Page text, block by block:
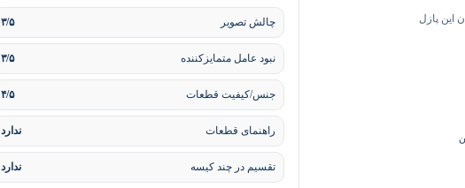
این پازل چالش تصویر ۳/۵
نبود عامل متمایزکننده ۳/۵
جنس/کیفیت قطعات ۴/۵
راهنمای قطعات ندارد
تقسیم در چند کیسه ندارد